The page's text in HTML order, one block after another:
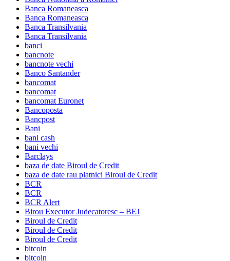
Banca Romaneasca
Banca Romaneasca
Banca Transilvania
Banca Transilvania
banci
bancnote
bancnote vechi
Banco Santander
bancomat
bancomat
bancomat Euronet
Bancoposta
Bancpost
Bani
bani cash
bani vechi
Barclays
baza de date Biroul de Credit
baza de date rau platnici Biroul de Credit
BCR
BCR
BCR Alert
Birou Executor Judecatoresc – BEJ
Biroul de Credit
Biroul de Credit
Biroul de Credit
bitcoin
bitcoin